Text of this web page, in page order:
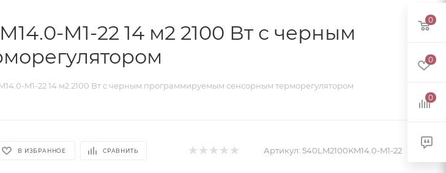
M1-22 14 м2 2100 Вт с черным
M1-22 14 м2 2100 Вт с черным программируемым сенсорным терморегулятором
В ИЗБРАННОЕ СРАВНИТЬ Артикул: 540LM2100KM14.0-M1-22
0
0
0